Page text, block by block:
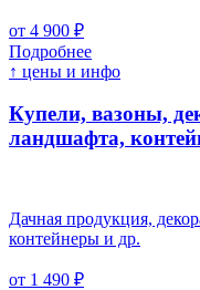
от 4 900 ₽
Подробнее
↑ цены и инфо
Купели, вазоны,
ландшафта,
Дачная продукция,
контейнеры и др.
от 1 490 ₽